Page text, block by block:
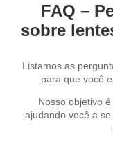
FAQ –
sobre
Listamos as
para que você
Nosso objetivo
ajudando você a